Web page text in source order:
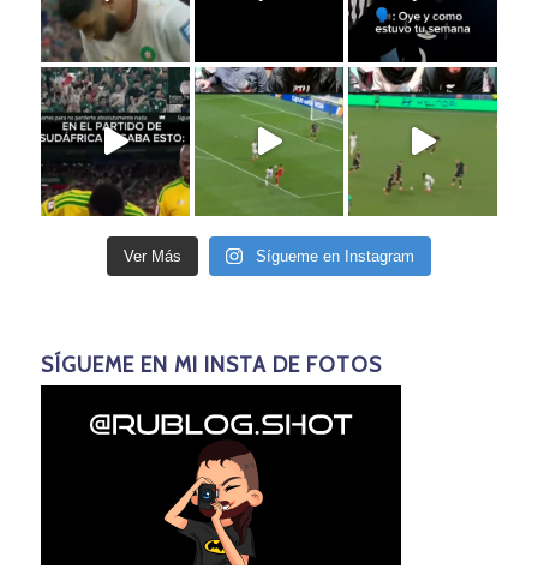
Ver Más Sígueme en Instagram
SÍGUEME EN MI INSTA DE FOTOS